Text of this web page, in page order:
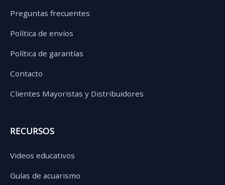
Preguntas frecuentes
Política de envíos
Política de garantías
Contacto
Clientes Mayoristas y Distribuidores
RECURSOS
Videos educativos
Guías de acuarismo